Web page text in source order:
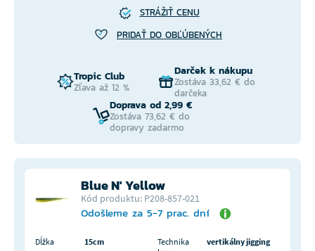
STRÁŽIŤ CENU
PRIDAŤ DO OBĽÚBENÝCH
Tropic Club
Zľava až 12 %
Darček k nákupu
Zostáva 33,62 € do
darčeka
Doprava od 2,99 €
Zostáva 73,62 € do
dopravy zadarmo
Blue N' Yellow
Kód produktu: P208-857-021
Odošleme za 5-7 prac. dní
Dĺžka 15cm
Technika
vertikálny jigging